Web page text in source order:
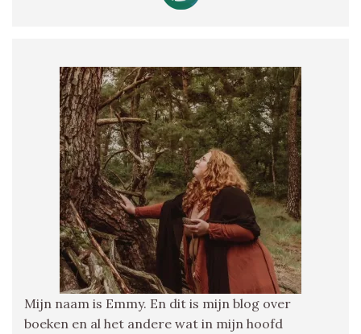
Mijn naam is Emmy. En dit is mijn blog over
boeken en al het andere wat in mijn hoofd